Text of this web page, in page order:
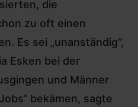
die
zu oft einen
Es sei „unanständig“,
Esken bei der
und Männer
bekämen, sagte